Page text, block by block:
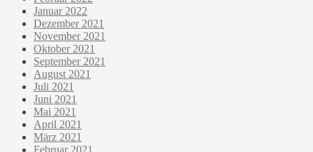
Januar 2022
Dezember 2021
November 2021
Oktober 2021
September 2021
August 2021
Juli 2021
Juni 2021
Mai 2021
April 2021
März 2021